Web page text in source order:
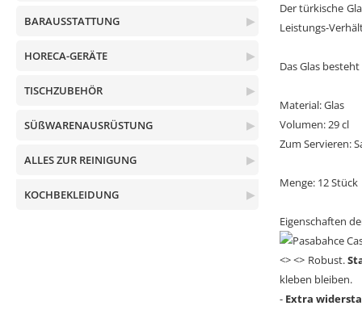
▶
BARAUSSTATTUNG
▶
HORECA-GERÄTE
▶
TISCHZUBEHÖR
▶
SÜßWARENAUSRÜSTUNG
▶
ALLES ZUR REINIGUNG
▶
KOCHBEKLEIDUNG
Der türkische
Leistungs-
Das Glas
Material: Glas
Volumen: 29 cl
Zum Servieren:
Menge: 12 Stück
Eigenschaften
<> <> Robust.
kleben bleiben.
- Extra